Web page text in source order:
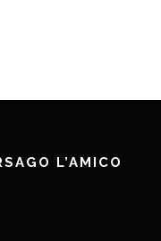
L’AMICO